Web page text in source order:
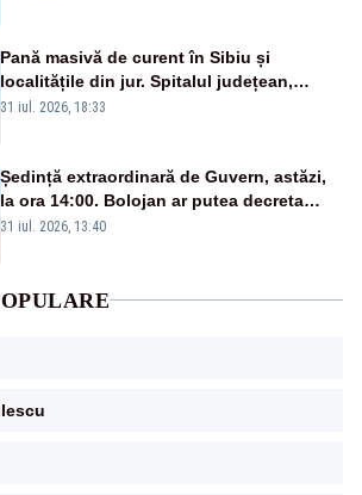
Pană masivă de curent în Sibiu și
localitățile din jur. Spitalul județean,
semafoarele, rețelele de telefonie, grav
31 iul. 2026, 18:33
Ședință extraordinară de Guvern, astăzi,
la ora 14:00. Bolojan ar putea decreta
stare de urgență energetică
31 iul. 2026, 13:40